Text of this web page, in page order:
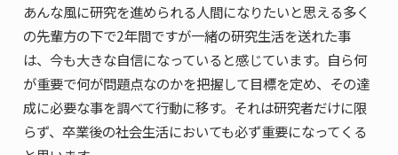
あんな風に研究を進められる人間になりたいと思える多く
の先輩方の下で2年間ですが一緒の研究生活を送れた事
は、今も大きな自信になっていると感じています。自ら何
が重要で何が問題点なのかを把握して目標を定め、その達
成に必要な事を調べて行動に移す。それは研究者だけに限
らず、卒業後の社会生活においても必ず重要になってくる